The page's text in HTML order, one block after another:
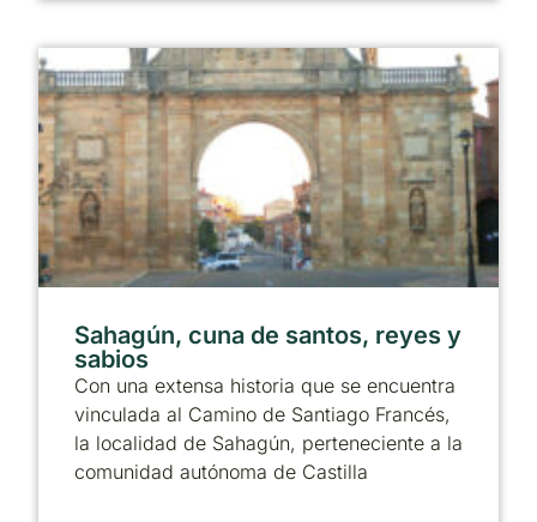
Sahagún, cuna de santos, reyes y
sabios
Con una extensa historia que se encuentra
vinculada al Camino de Santiago Francés,
la localidad de Sahagún, perteneciente a la
comunidad autónoma de Castilla